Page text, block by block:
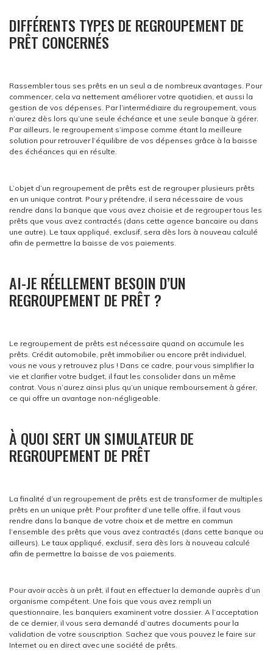
DIFFÉRENTS TYPES DE REGROUPEMENT DE
PRÊT CONCERNÉS
Rassembler tous ses prêts en un seul a de nombreux avantages. Pour
commencer, cela va nettement améliorer votre quotidien, et aussi la
gestion de vos dépenses. Par l’intermédiaire du regroupement, vous
n’aurez dès lors qu’une seule échéance et une seule banque à gérer.
Par ailleurs, le regroupement s’impose comme étant la meilleure
solution pour retrouver l’équilibre de vos dépenses grâce à la baisse
des échéances qui en résulte.
L’objet d’un regroupement de prêts est de regrouper plusieurs prêts
en un unique contrat. Pour y prétendre, il sera nécessaire de vous
rendre dans la banque que vous avez choisie et de regrouper tous les
prêts que vous avez contractés (dans cette agence bancaire ou dans
une autre). Le taux appliqué, exclusif, sera dès lors à nouveau calculé
afin de permettre la baisse de vos paiements.
AI-JE RÉELLEMENT BESOIN D’UN
REGROUPEMENT DE PRÊT ?
Le regroupement de prêts est nécessaire quand on accumule les
prêts. Crédit automobile, prêt immobilier ou encore prêt individuel,
vous ne vous y retrouvez plus ! Dans ce cadre, pour vous simplifier la
vie et clarifier votre budget, il faut les consolider dans un même
contrat. Vous n’aurez ainsi plus qu’un unique remboursement à gérer,
ce qui offre un avantage non-négligeable.
À QUOI SERT UN SIMULATEUR DE
REGROUPEMENT DE PRÊT
La finalité d’un regroupement de prêts est de transformer de multiples
prêts en un unique prêt. Pour profiter d’une telle offre, il faut vous
rendre dans la banque de votre choix et de mettre en commun
l’ensemble des prêts que vous avez contractés (dans cette banque ou
ailleurs). Le taux appliqué, exclusif, sera dès lors à nouveau calculé
afin de permettre la baisse de vos paiements.
Pour avoir accès à un prêt, il faut en effectuer la demande auprès d’un
organisme compétent. Une fois que vous avez rempli un
questionnaire, les banquiers examinent votre dossier. A l’acceptation
de ce dernier, il vous sera demandé d’autres documents pour la
validation de votre souscription. Sachez que vous pouvez le faire sur
Internet ou en direct avec une société de prêts.